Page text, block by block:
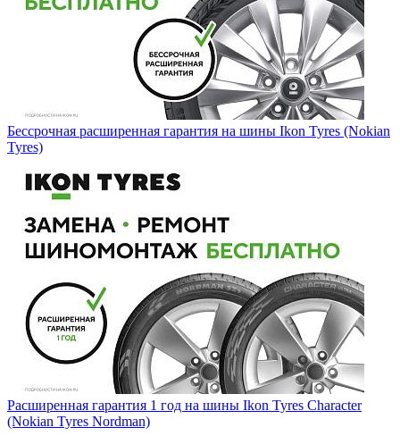
Бессрочная расширенная гарантия на шины Ikon Tyres (Nokian
Tyres)
Расширенная гарантия 1 год на шины Ikon Tyres Character
(Nokian Tyres Nordman)